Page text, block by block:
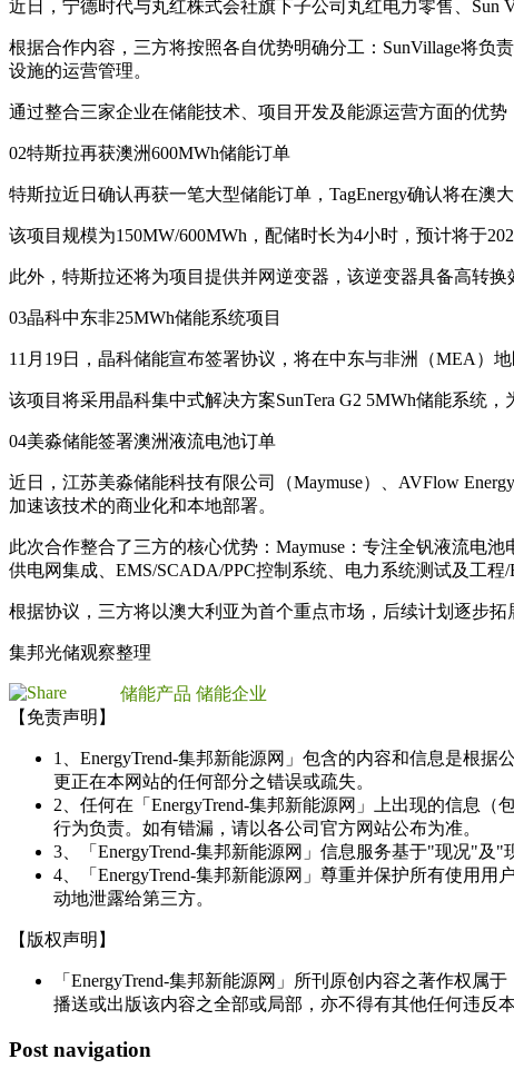
近日，宁德时代与丸红株式会社旗下子公司丸红电力零售、Sun
根据合作内容，三方将按照各自优势明确分工：SunVillage将
设施的运营管理。
通过整合三家企业在储能技术、项目开发及能源运营方面的优
02特斯拉再获澳洲600MWh储能订单
特斯拉近日确认再获一笔大型储能订单，TagEnergy确认将在澳
该项目规模为150MW/600MWh，配储时长为4小时，预计将于
此外，特斯拉还将为项目提供并网逆变器，该逆变器具备高转
03晶科中东非25MWh储能系统项目
11月19日，晶科储能宣布签署协议，将在中东与非洲（MEA）地
该项目将采用晶科集中式解决方案SunTera G2 5MWh储能系统
04美淼储能签署澳洲液流电池订单
近日，江苏美淼储能科技有限公司（Maymuse）、AVFlow
加速该技术的商业化和本地部署。
此次合作整合了三方的核心优势：Maymuse：专注全钒液流电
供电网集成、EMS/SCADA/PPC控制系统、电力系统测试及工程/
根据协议，三方将以澳大利亚为首个重点市场，后续计划逐步
集邦光储观察整理
储能产品 储能企业
【免责声明】
1、EnergyTrend-集邦新能源网」包含的内容和信息是根
更正在本网站的任何部分之错误或疏失。
2、任何在「EnergyTrend-集邦新能源网」上出现的信息
行为负责。如有错漏，请以各公司官方网站公布为准。
3、「EnergyTrend-集邦新能源网」信息服务基于"现况"及
4、「EnergyTrend-集邦新能源网」尊重并保护所有使用
动地泄露给第三方。
【版权声明】
「EnergyTrend-集邦新能源网」所刊原创内容之著作权属
播送或出版该内容之全部或局部，亦不得有其他任何违反
Post navigation